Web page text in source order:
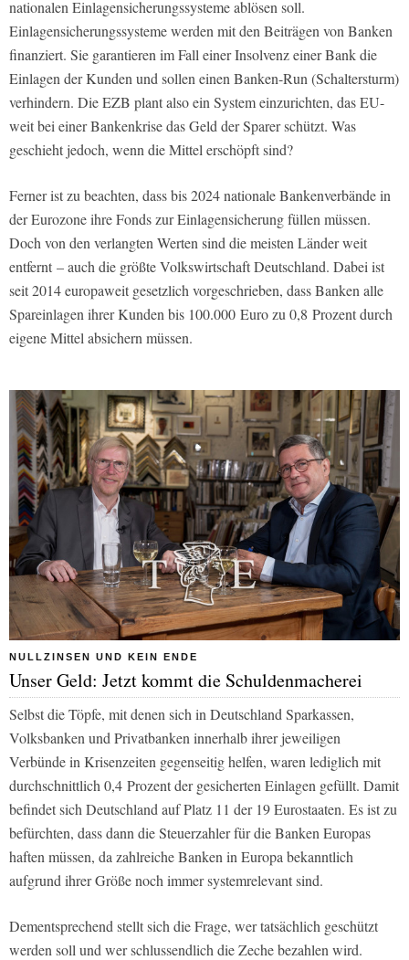
nationalen Einlagensicherungssysteme ablösen soll.
Einlagensicherungssysteme werden mit den Beiträgen von Banken
finanziert. Sie garantieren im Fall einer Insolvenz einer Bank die
Einlagen der Kunden und sollen einen Banken-Run (Schaltersturm)
verhindern. Die EZB plant also ein System einzurichten, das EU-
weit bei einer Bankenkrise das Geld der Sparer schützt. Was
geschieht jedoch, wenn die Mittel erschöpft sind?
Ferner ist zu beachten, dass bis 2024 nationale Bankenverbände in
der Eurozone ihre Fonds zur Einlagensicherung füllen müssen.
Doch von den verlangten Werten sind die meisten Länder weit
entfernt – auch die größte Volkswirtschaft Deutschland. Dabei ist
seit 2014 europaweit gesetzlich vorgeschrieben, dass Banken alle
Spareinlagen ihrer Kunden bis 100.000 Euro zu 0,8 Prozent durch
eigene Mittel absichern müssen.
NULLZINSEN UND KEIN ENDE
Unser Geld: Jetzt kommt die Schuldenmacherei
Selbst die Töpfe, mit denen sich in Deutschland Sparkassen,
Volksbanken und Privatbanken innerhalb ihrer jeweiligen
Verbünde in Krisenzeiten gegenseitig helfen, waren lediglich mit
durchschnittlich 0,4 Prozent der gesicherten Einlagen gefüllt. Damit
befindet sich Deutschland auf Platz 11 der 19 Eurostaaten. Es ist zu
befürchten, dass dann die Steuerzahler für die Banken Europas
haften müssen, da zahlreiche Banken in Europa bekanntlich
aufgrund ihrer Größe noch immer systemrelevant sind.
Dementsprechend stellt sich die Frage, wer tatsächlich geschützt
werden soll und wer schlussendlich die Zeche bezahlen wird.